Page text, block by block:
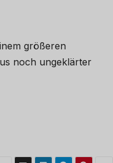
größeren
noch ungeklärter